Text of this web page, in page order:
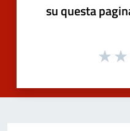
su questa